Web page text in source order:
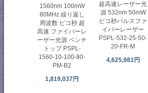
1560nm 100mW
80MHz 繰り返し
周波数 ピコ秒 超
高速 ファイバーレ
ーザー光源 ベンチ
トップ PSPL-
1560-10-100-80-
PM-B2
1,819,037円
超高速レーザー光
源 532nm 50mW
ピコ秒パルスファ
イバーレーザー
PSPL-532-25-50-
20-FR-M
4,625,981円